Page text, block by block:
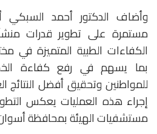
وأضاف الدكتور أحمد السبكي
مستمرة على تطوير قدرات
الكفاءات الطبية المتميزة في
بما يسهم في رفع كفاءة
للمواطنين وتحقيق أفضل النتائج
إجراء هذه العمليات يعكس
مستشفيات الهيئة بمحافظة